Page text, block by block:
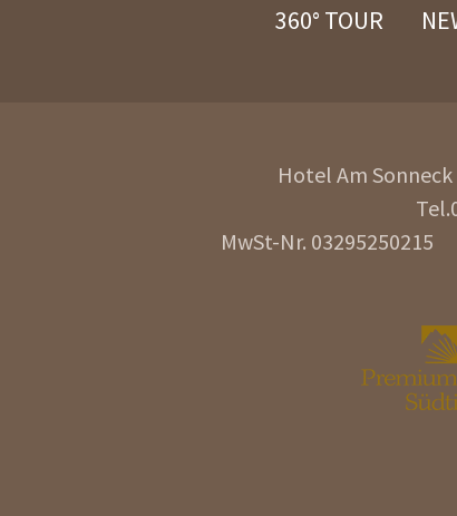
360° TOUR
Hotel Am Sonneck
Tel.
MwSt-Nr. 03295250215